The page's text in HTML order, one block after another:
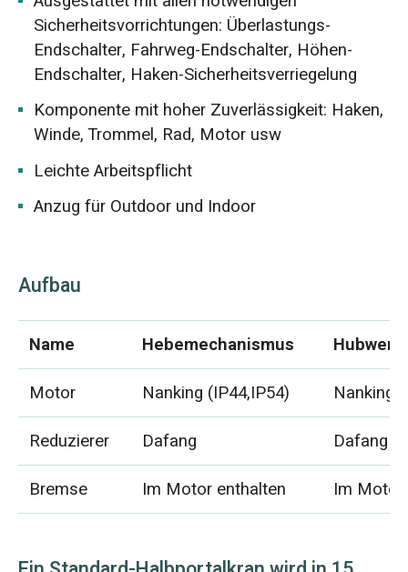
Sicherheitsvorrichtungen: Überlastungs-
Endschalter, Fahrweg-Endschalter, Höhen-
Endschalter, Haken-Sicherheitsverriegelung
Komponente mit hoher Zuverlässigkeit: Haken,
Winde, Trommel, Rad, Motor usw
Leichte Arbeitspflicht
Anzug für Outdoor und Indoor
Aufbau
Name Hebemechanismus
Hubwerk
Motor
Nanking (IP44,IP54)
Nanking
Reduzierer
Dafang
Dafang
Bremse
Im Motor enthalten Im